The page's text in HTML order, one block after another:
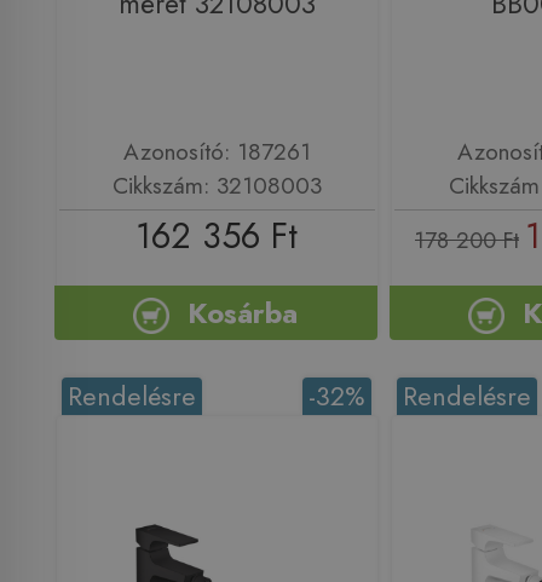
Azonosító: 187261
Cikkszám: 32108003
162 356 Ft
Kosárba
178 200 Ft
-32%
Rendelésre Rendelésre